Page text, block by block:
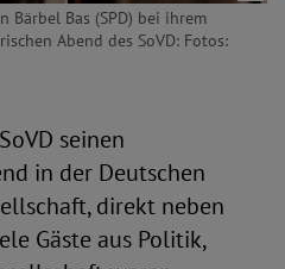
Bärbel Bas (SPD) bei ihrem
Abend des SoVD: Fotos:
seinen
in der Deutschen
direkt neben
Gäste aus Politik,